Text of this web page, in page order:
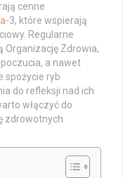
cenne
-3, które wspierają
Regularne
Organizację Zdrowia,
a nawet
spożycie ryb
do refleksji nad ich
włączyć do
zdrowotnych